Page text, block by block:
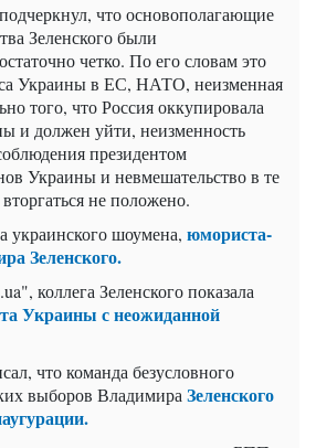
что основополагающие
Зеленского были
четко. По его словам это
Украины в ЕС, НАТО, неизменная
того, что Россия оккупировала
и должен уйти, неизменность
президентом
Украины и невмешательство в те
не положено.
украинского шоумена, юмориста-
Зеленского.
коллега Зеленского показала
Украины с неожиданной
что команда безусловного
выборов Владимира Зеленского